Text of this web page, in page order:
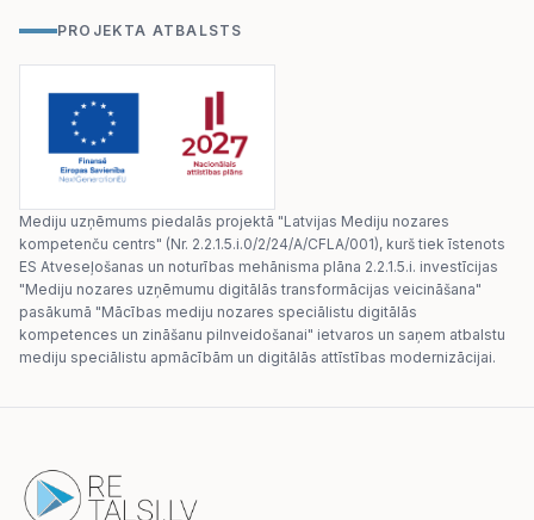
PROJEKTA ATBALSTS
Mediju uzņēmums piedalās projektā "Latvijas Mediju nozares
kompetenču centrs" (Nr. 2.2.1.5.i.0/2/24/A/CFLA/001), kurš tiek īstenots
ES Atveseļošanas un noturības mehānisma plāna 2.2.1.5.i. investīcijas
"Mediju nozares uzņēmumu digitālās transformācijas veicināšana"
pasākumā "Mācības mediju nozares speciālistu digitālās
kompetences un zināšanu pilnveidošanai" ietvaros un saņem atbalstu
mediju speciālistu apmācībām un digitālās attīstības modernizācijai.